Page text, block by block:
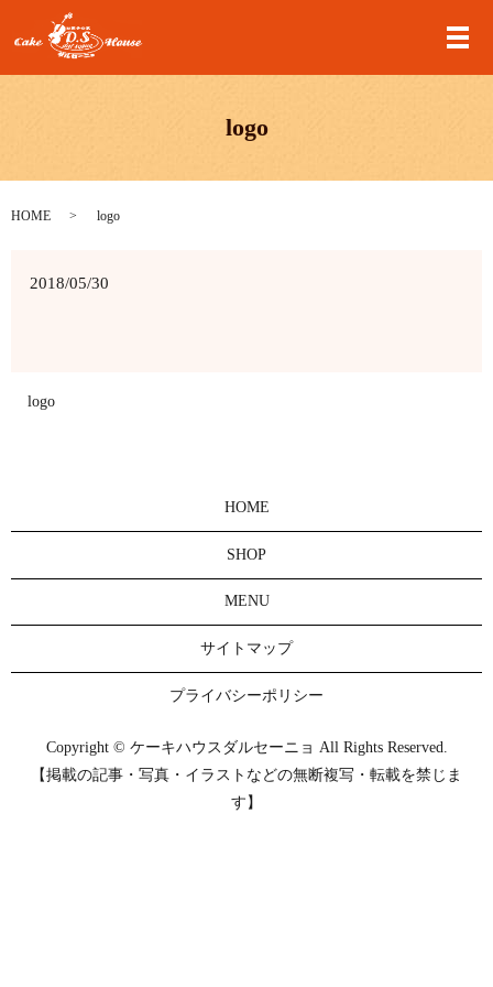
メ
logo
HOME logo
2018/05/30
logo
HOME
SHOP
MENU
サイトマップ
プライバシーポリシー
Copyright © ケーキハウスダルセーニョ All Rights Reserved.
【掲載の記事・写真・イラストなどの無断複写・転載を禁じま
す】